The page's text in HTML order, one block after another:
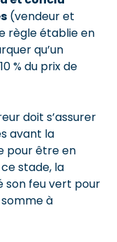
(vendeur et
règle établie en
qu’un
% du prix de
doit s’assurer
avant la
pour être en
stade, la
son feu vert pour
à